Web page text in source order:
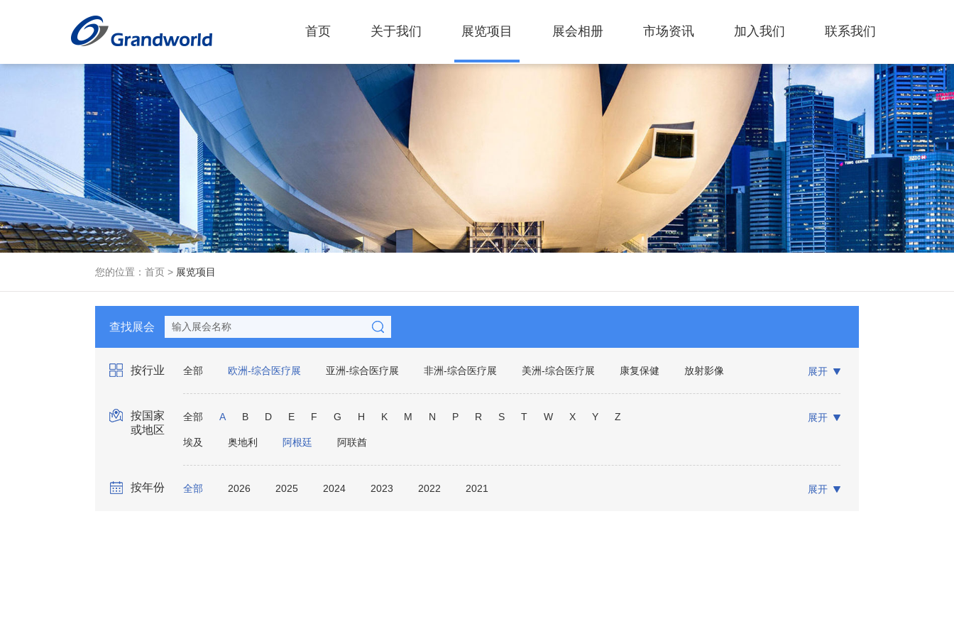
首页 关于我们 展览项目 展会相册 市场资讯 加入我们 联系我们
您的位置：首页 > 展览项目
查找展会
按行业 全部 欧洲-综合医疗展 亚洲-综合医疗展 非洲-综合医疗展 美洲-综合医疗展 康复保健 放射影像
实验室诊断 骨科 口腔牙科 泌尿科 麻醉
展开
按国家
或地区
全部 A B D E F G H K M N P R S T W X Y Z
埃及 奥地利 阿根廷 阿联酋
展开
按年份 全部 2026 2025 2024 2023 2022 2021 展开